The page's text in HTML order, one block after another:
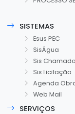
SISTEMAS
Esus PEC
SisÁgua
Sis
Sis Licitação
Agenda
Web Mail
SERVIÇOS